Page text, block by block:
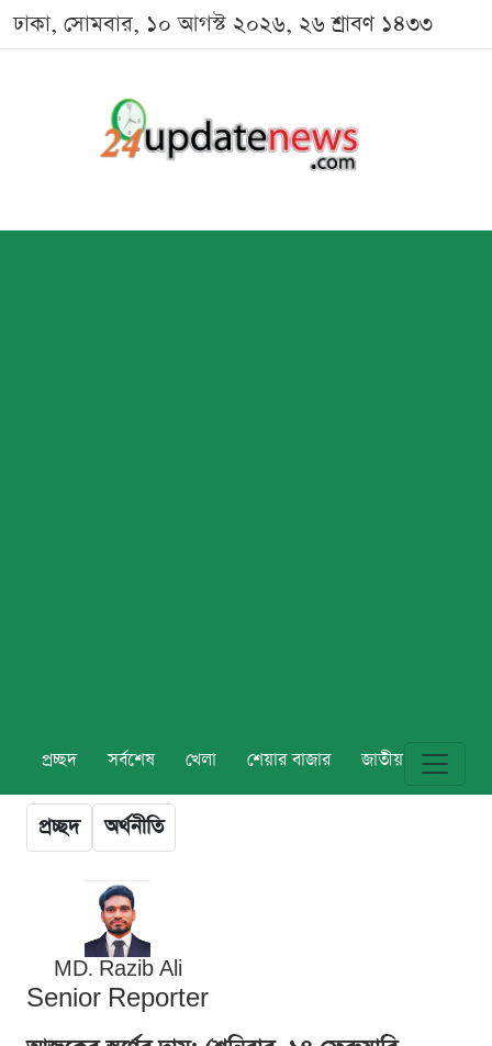
ঢাকা, সোমবার, ১০ আগস্ট ২০২৬, ২৬ শ্রাবণ ১৪৩৩
প্রচ্ছদ সর্বশেষ খেলা শেয়ার বাজার জাতীয় বিশ্ব
প্রচ্ছদ অর্থনীতি
MD. Razib Ali
Senior Reporter